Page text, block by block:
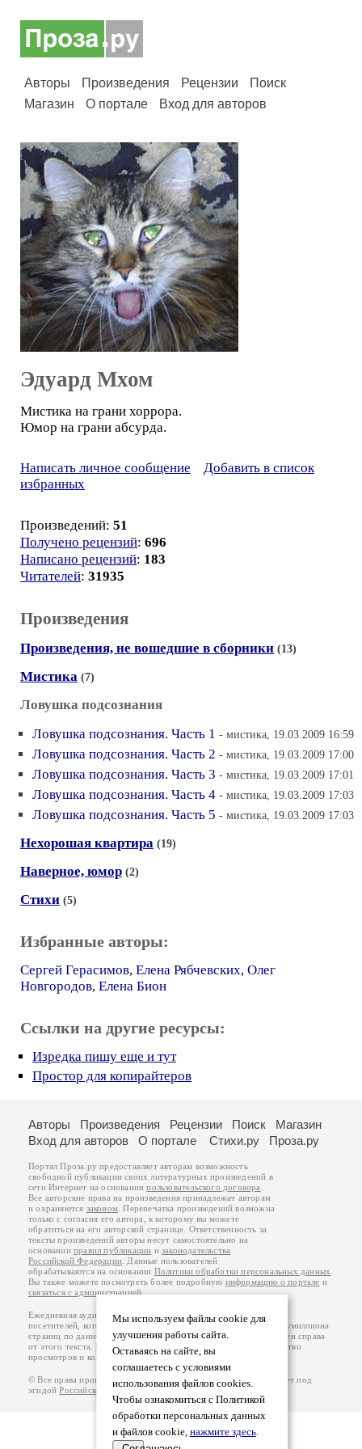
Авторы Произведения Рецензии
Поиск
Магазин
О портале Вход для авторов
Эдуард Мхом
Мистика на грани хоррора.
Юмор на грани абсурда.
Написать личное сообщение
Добавить в список
избранных
Произведений: 51
Получено рецензий: 696
Написано рецензий: 183
Читателей: 31935
Произведения
Произведения, не вошедшие в сборники (13)
Мистика (7)
Ловушка подсознания
Ловушка подсознания. Часть 1 - мистика, 19.03.2009 16:59
Ловушка подсознания. Часть 2 - мистика, 19.03.2009 17:00
Ловушка подсознания. Часть 3 - мистика, 19.03.2009 17:01
Ловушка подсознания. Часть 4 - мистика, 19.03.2009 17:03
Ловушка подсознания. Часть 5 - мистика, 19.03.2009 17:03
Нехорошая квартира (19)
Наверное, юмор (2)
Стихи (5)
Избранные авторы:
Сергей Герасимов, Елена Рябчевских, Олег
Новгородов, Елена Бион
Ссылки на другие ресурсы:
Изредка пишу еще и тут
Простор для копирайтеров
Мы используем файлы cookie для
улучшения работы сайта.
Оставаясь на сайте, вы
соглашаетесь с условиями
использования файлов cookies.
Чтобы ознакомиться с Политикой
обработки персональных данных
и файлов cookie, нажмите здесь.
Авторы Произведения Рецензии Поиск
Магазин
Вход для авторов
О портале Стихи.ру Проза.ру
Портал Проза.ру предоставляет авторам возможность
свободной публикации своих литературных произведений в
сети Интернет на основаниипользовательского договора
Все авторские права на произведения принадлежат авторам
и охраняются законом . Перепечатка произведений возможна
только с согласия его автора, к которому вы можете
обратиться на его авторской странице. Ответственность за
тексты произведений авторы несут самостоятельно на
основанииправил публикации изаконодательства
Российской Федерации . Данные пользователей
обрабатываются на основании Политики обработки персональных данных
Вы также можете посмотреть более подробную информацию о портале и
связаться с администрацией
Ежедневная аудитория портала Проза.ру – порядка 100 тысяч
посетителей, которые в общей сумме просматривают более полумиллиона
страниц по данным счетчика посещаемости, который расположен справа
от этого текста. В каждой графе указано по две цифры: количество
просмотров и количество посетителей.
© Все права принадлежат авторам, 2000-2026. Портал работает под
эгидойРоссийского союза писателей 18+